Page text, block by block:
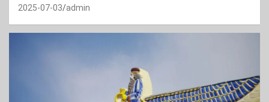
2025-07-03 admin